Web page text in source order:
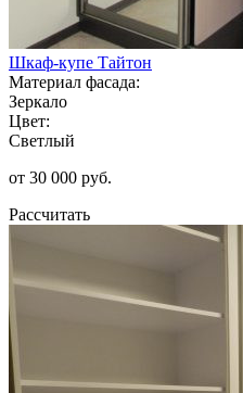
Шкаф-купе Тайтон
Материал фасада:
Зеркало
Цвет:
Светлый
от 30 000 руб.
Рассчитать